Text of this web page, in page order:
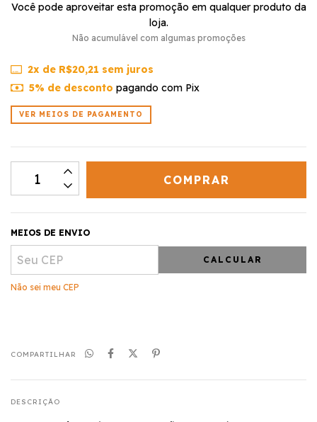
Você pode aproveitar esta promoção em qualquer produto da
loja.
Não acumulável com algumas promoções
2x de R$20,21 sem juros
5% de desconto pagando com Pix
VER MEIOS DE PAGAMENTO
MEIOS DE ENVIO
CALCULAR
Não sei meu CEP
COMPARTILHAR
DESCRIÇÃO